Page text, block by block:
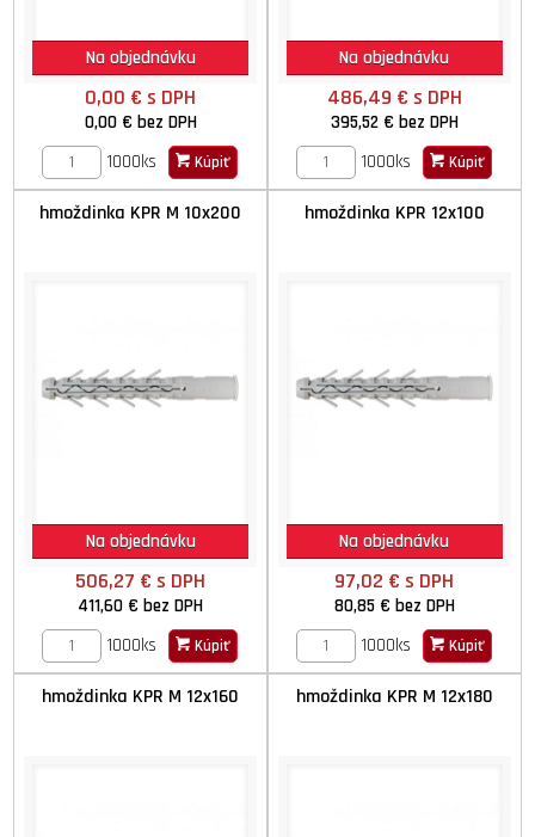
Na objednávku
0,00 €s DPH
0,00 € bez DPH
1000ks
Kúpiť
Na objednávku
486,49 € s DPH
395,52 € bez DPH
1000ks
Kúpiť
hmoždinka KPR M 10x200
Na objednávku
506,27 €s DPH
411,60 €bez DPH
1000ks
Kúpiť
hmoždinka KPR 12x100
Na objednávku
97,02 €s DPH
80,85 € bez DPH
1000ks
Kúpiť
hmoždinka KPR M 12x160 hmoždinka KPR M 12x180